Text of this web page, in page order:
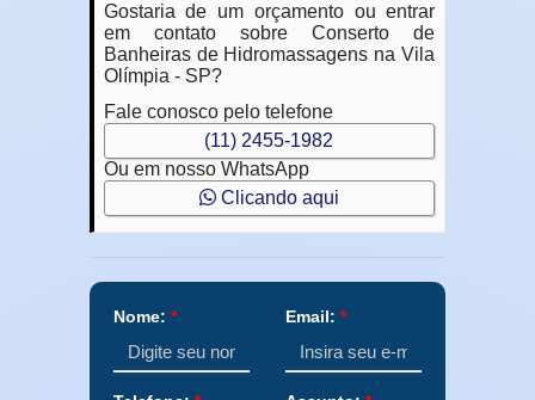
Gostaria de um orçamento ou entrar
em contato sobre Conserto de
Banheiras de Hidromassagens na Vila
Olímpia - SP?
Fale conosco pelo telefone
(11) 2455-1982
Ou em nosso WhatsApp
Clicando aqui
Nome: * Email: *